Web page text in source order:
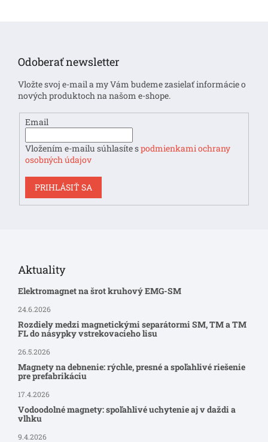
Odoberať newsletter
Vložte svoj e-mail a my Vám budeme zasielať informácie o
nových produktoch na našom e-shope.
Email
Vložením e-mailu súhlasíte spodmienkami ochrany
osobných údajov
PRIHLÁSIŤ SA
Aktuality
Elektromagnet na šrot kruhový EMG-SM
24.6.2026
Rozdiely medzi magnetickými separátormi SM, TM a TM
FL do násypky vstrekovacieho lisu
26.5.2026
Magnety na debnenie: rýchle, presné a spoľahlivé riešenie
pre prefabrikáciu
17.4.2026
Vodoodolné magnety: spoľahlivé uchytenie aj v daždi a
vlhku
9.4.2026